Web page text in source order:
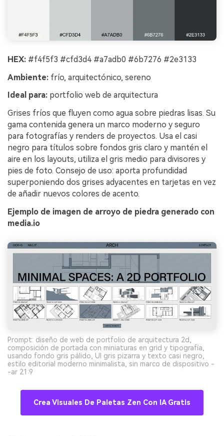
HEX: #f4f5f3 #cfd3d4 #a7adb0 #6b7276 #2e3133
Ambiente: frío, arquitectónico, sereno
Ideal para: portfolio web de arquitectura
Grises fríos que fluyen como agua sobre piedras lisas. Su
gama contenida genera un marco moderno y seguro
para fotografías y renders de proyectos. Usa el casi
negro para títulos sobre fondos gris claro y mantén el
aire en los layouts, utiliza el gris medio para divisores y
pies de foto. Consejo de uso: aporta profundidad
superponiendo dos grises adyacentes en tarjetas en vez
de añadir nuevos colores de acento.
Ejemplo de imagen de arroyo de piedra generado con
media.io
Prompt: diseño de web de portfolio de arquitectura 2d,
composición de portada con miniaturas en grid y tipografía,
usando fondo gris pálido, UI gris pizarra y texto casi negro,
estilo editorial moderno minimalista, sin marco de dispositivo -
-ar 21:9
Crea Visuales De Paletas Zen Con IA Gratis